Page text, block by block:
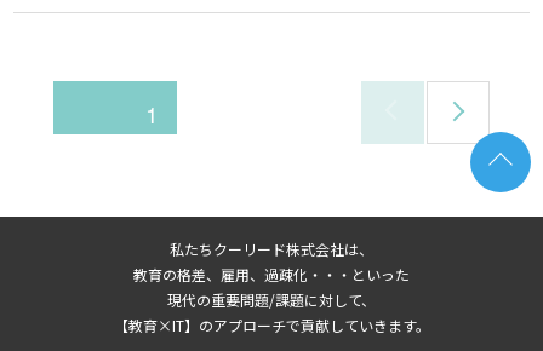
1
次
のペ
ージ
私たちクーリード株式会社は、
教育の格差、雇用、過疎化・・・といった
現代の重要問題/課題に対して、
【教育×IT】のアプローチで貢献していきます。